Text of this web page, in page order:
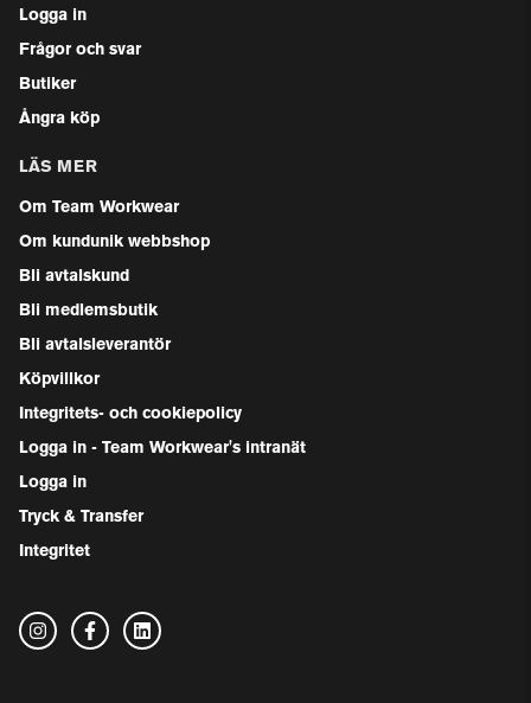
Logga in
Frågor och svar
Butiker
Ångra köp
LÄS MER
Om Team Workwear
Om kundunik webbshop
Bli avtalskund
Bli medlemsbutik
Bli avtalsleverantör
Köpvillkor
Integritets- och cookiepolicy
Logga in - Team Workwear's intranät
Logga in
Tryck & Transfer
Integritet